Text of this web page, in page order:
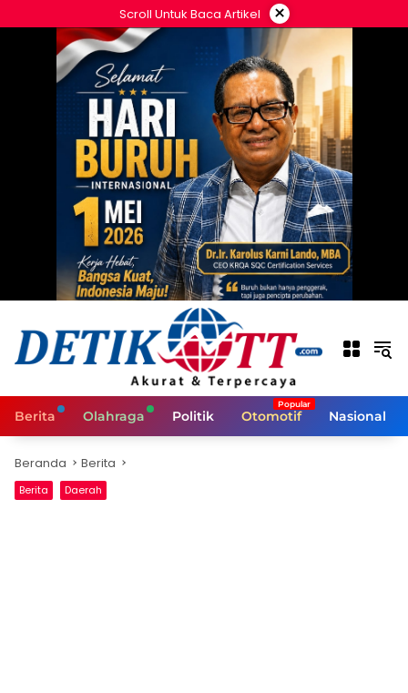
ke
Scroll Untuk Baca Artikel ×
Berita Olahraga Politik Otomotif Nasional
Beranda Berita
Berita Daerah